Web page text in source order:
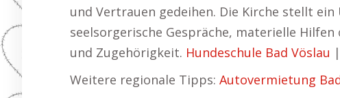
und Vertrauen gedeihen. Die Kirche stellt
seelsorgerische Gespräche, materielle
und Zugehörigkeit. Hundeschule Bad Vöslau |
Weitere regionale Tipps: Autovermietung